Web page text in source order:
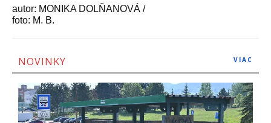
autor: MONIKA DOLŇANOVÁ /
foto: M. B.
NOVINKY VIAC